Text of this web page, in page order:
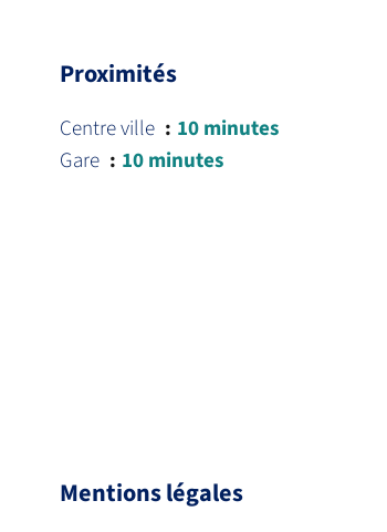
Proximités
Centre ville
10 minutes
Gare
10 minutes
Mentions légales